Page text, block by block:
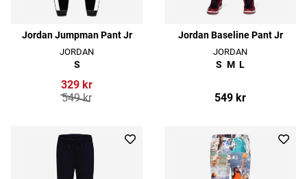
Jordan Jumpman Pant Jr
JORDAN
S
329 kr
549 kr
Jordan Baseline Pant Jr
JORDAN
S M L
549 kr